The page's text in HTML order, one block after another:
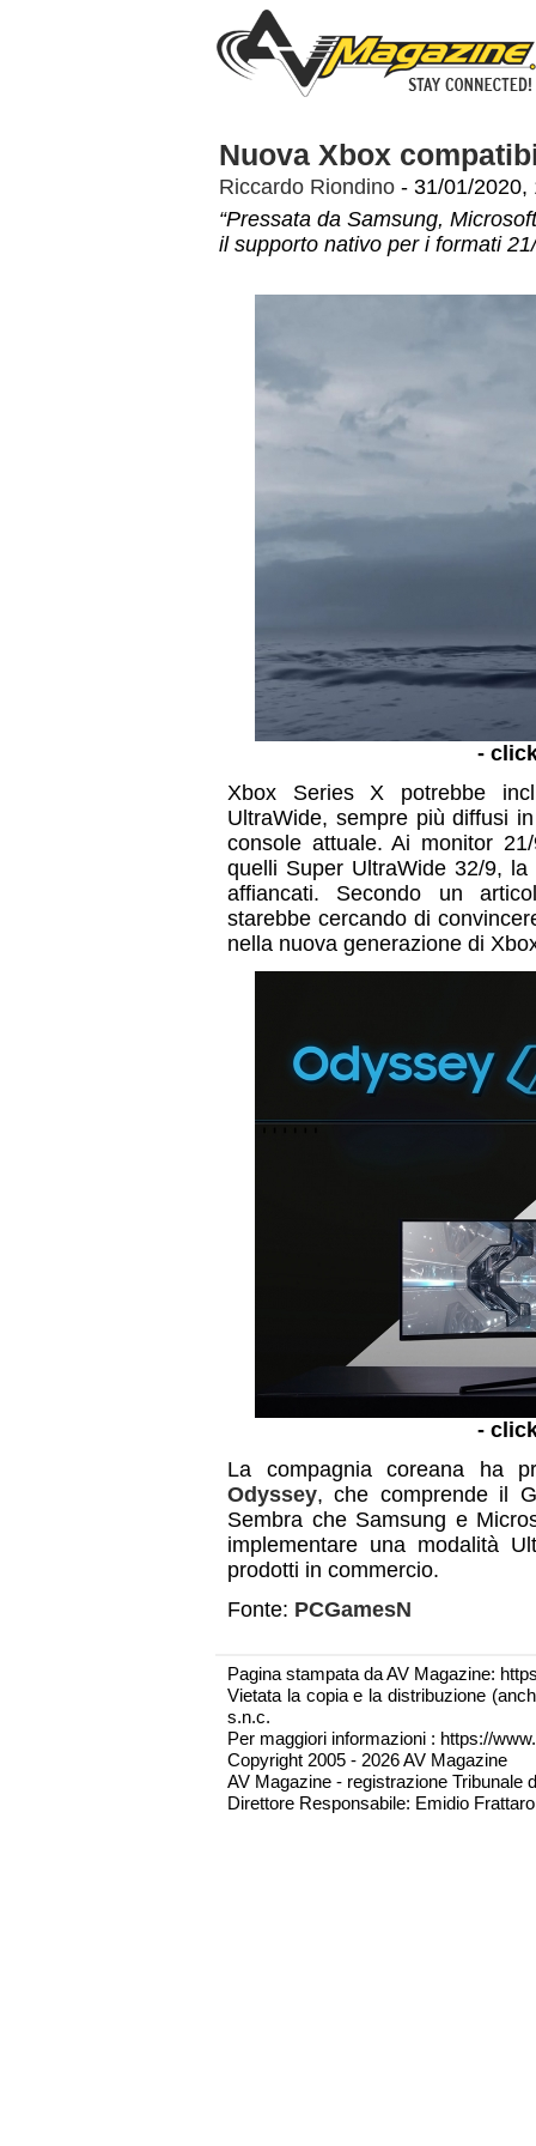
Nuova Xbox
Riccardo Riondino - 31/01/2020,
“Pressata da Samsung,
il supporto nativo per i formati
-
Xbox Series X potrebbe
UltraWide, sempre più diffusi
console attuale. Ai monitor
quelli Super UltraWide 32/9,
affiancati. Secondo un
starebbe cercando di
nella nuova generazione di
-
La compagnia coreana ha
Odyssey, che comprende il
Sembra che Samsung e
implementare una modalità
prodotti in commercio.
Fonte: PCGamesN
Pagina stampata da AV Magazine:
Vietata la copia e la distribuzione
s.n.c.
Per maggiori informazioni : https://
Copyright 2005 - 2026 AV Magazine
AV Magazine - registrazione Tribunale
Direttore Responsabile: Emidio